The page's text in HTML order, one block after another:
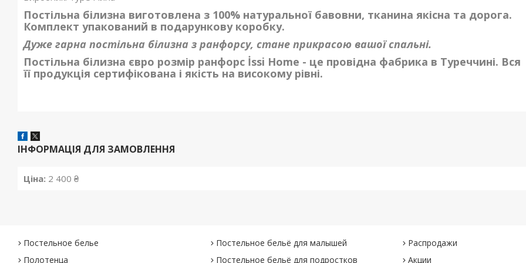
Постільна білизна виготовлена з 100% натуральної бавовни, тканина якісна та дорога.
Комплект упакований в подарункову коробку.
Дуже гарна постільна білизна з ранфорсу, стане прикрасою вашої спальні.
Постільна білизна євро розмір ранфорс İssi Home - це провідна фабрика в Туреччині. Вся
її продукція сертифікована і якість на високому рівні.
ІНФОРМАЦІЯ ДЛЯ ЗАМОВЛЕННЯ
Ціна: 2 400 ₴
Постельное белье
Полотенца
Постельное бельё для малышей
Постельное бельё для подростков
Распродажи
Акции